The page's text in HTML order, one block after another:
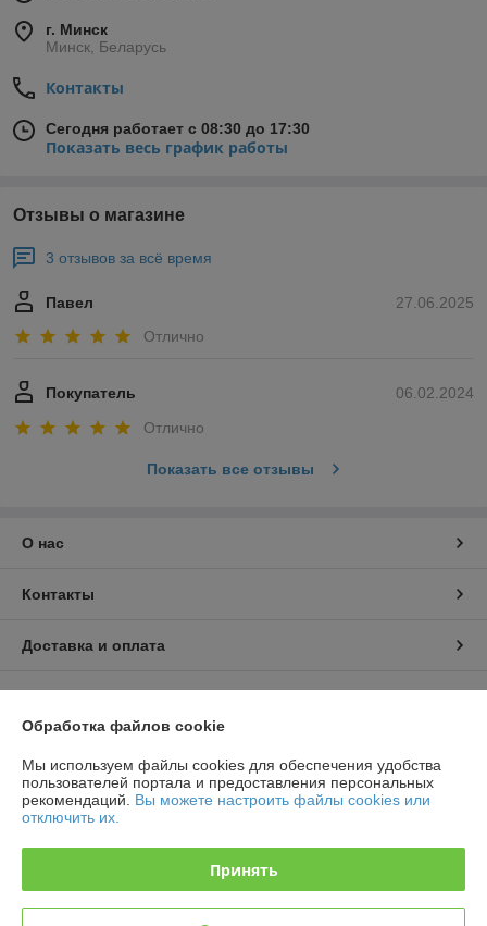
г. Минск
Минск, Беларусь
Контакты
Сегодня работает с 08:30 до 17:30
Показать весь график работы
Отзывы о магазине
3 отзывов за всё время
27.06.2025
Павел
Отлично
06.02.2024
Покупатель
Отлично
Показать все отзывы
О нас
Контакты
Доставка и оплата
График работы
Политика обработки cookies
Сайт создан на платформе Deal.by
Обработка файлов cookie
Мы используем файлы cookies для обеспечения удобства
пользователей портала и предоставления персональных
рекомендаций. Вы можете настроить файлы cookies или
отключить их.
Принять